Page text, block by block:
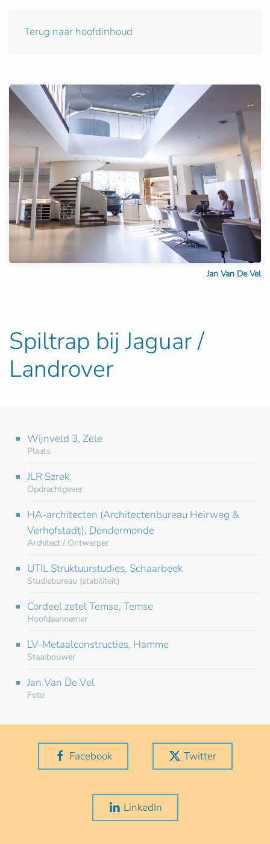
Terug naar hoofdinhoud
Jan Van De Vel
Spiltrap bij Jaguar /
Landrover
Wijnveld 3, Zele
Plaats
JLR Szrek,
Opdrachtgever
HA-architecten (Architectenbureau Heirweg &
Verhofstadt), Dendermonde
Architect / Ontwerper
UTIL Struktuurstudies, Schaarbeek
Studiebureau (stabiliteit)
Cordeel zetel Temse, Temse
Hoofdaannemer
LV-Metaalconstructies, Hamme
Staalbouwer
Jan Van De Vel
Foto
Facebook Twitter
LinkedIn